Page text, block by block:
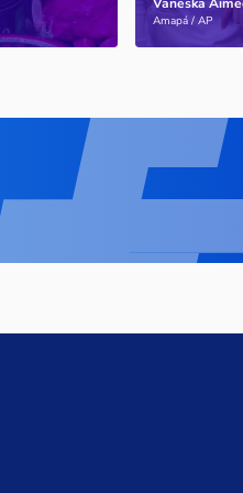
Amapá / AP
Saiba mais